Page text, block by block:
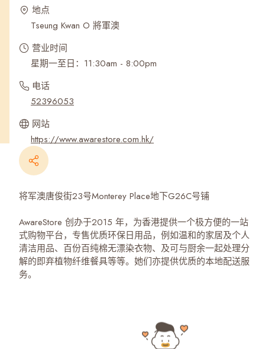
地点
Tseung Kwan O 將軍澳
营业时间
星期一至日：11:30am - 8:00pm
电话
52396053
网站
https://www.awarestore.com.hk/
将军澳唐俊街23号Monterey Place地下G26C号铺
AwareStore 创办于2015 年，为香港提供一个极方便的一站
式购物平台，专售优质环保日用品，例如温和的家居及个人
清洁用品、百份百纯棉无漂染衣物、及可与厨余一起处理分
解的即弃植物纤维餐具等等。她们亦提供优质的本地配送服
务。